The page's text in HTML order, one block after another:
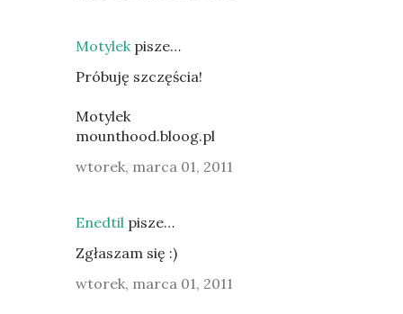
Motylekpisze…
Próbuję szczęścia!
Motylek
mounthood.bloog.pl
wtorek, marca 01, 2011
Enedtil pisze…
Zgłaszam się :)
wtorek, marca 01, 2011